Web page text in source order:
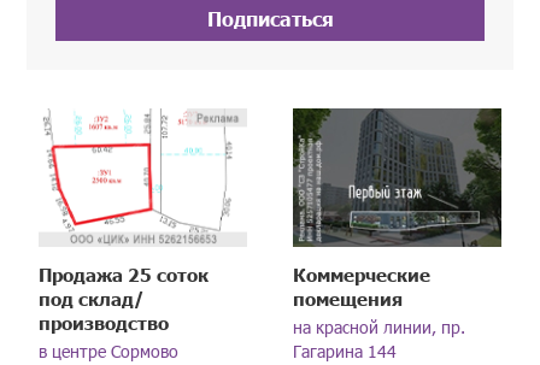
Подписаться
Продажа 25 соток
под склад/
производство
в центре Сормово
Коммерческие
помещения
на красной линии, пр.
Гагарина 144